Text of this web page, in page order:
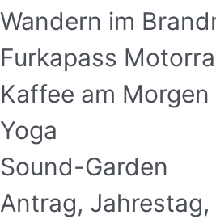
Wandern im
Furkapass
Kaffee am Morgen
Yoga
Sound-Garden
Antrag, Jahrestag,